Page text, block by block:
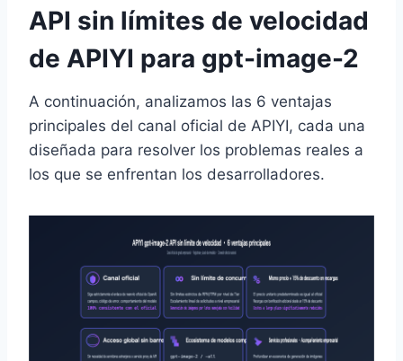
API sin límites de velocidad
de APIYI para gpt-image-2
A continuación, analizamos las 6 ventajas
principales del canal oficial de APIYI, cada una
diseñada para resolver los problemas reales a
los que se enfrentan los desarrolladores.